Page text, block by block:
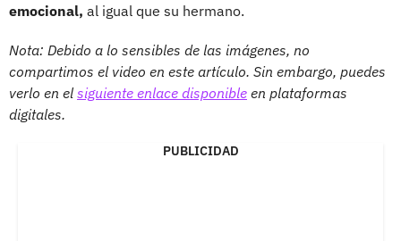
emocional, al igual que su hermano.
Nota: Debido a lo sensibles de las imágenes, no
compartimos el video en este artículo. Sin embargo, puedes
verlo en el siguiente enlace disponible en plataformas
digitales.
PUBLICIDAD